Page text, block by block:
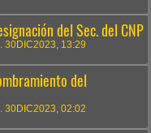
del Sec. del CNP
30DIC2023, 13:29
del
30DIC2023, 02:02